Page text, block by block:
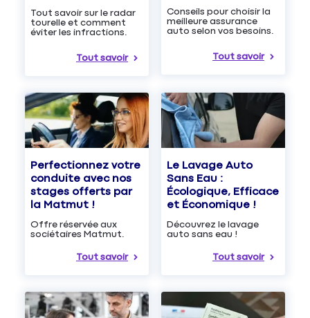
Tout savoir sur le radar
tourelle et comment
éviter les infractions.
Tout savoir
Conseils pour choisir la
meilleure assurance
auto selon vos besoins.
Tout savoir
Perfectionnez votre
conduite avec nos
stages offerts par
la Matmut !
Offre réservée aux
sociétaires Matmut.
Tout savoir
Le Lavage Auto
Sans Eau :
Écologique, Efficace
et Économique !
Découvrez le lavage
auto sans eau !
Tout savoir